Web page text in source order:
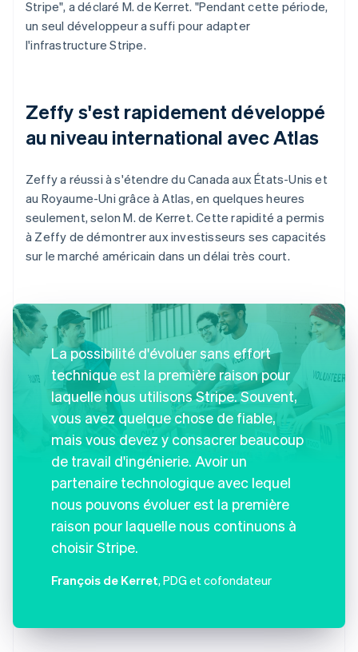
Stripe", a déclaré M. de Kerret. "Pendant cette période,
un seul développeur a suffi pour adapter
l'infrastructure Stripe.
Zeffy s'est rapidement développé
au niveau international avec Atlas
Zeffy a réussi à s'étendre du Canada aux États-Unis et
au Royaume-Uni grâce à Atlas, en quelques heures
seulement, selon M. de Kerret. Cette rapidité a permis
à Zeffy de démontrer aux investisseurs ses capacités
sur le marché américain dans un délai très court.
La possibilité d'évoluer sans effort
technique est la première raison pour
laquelle nous utilisons Stripe. Souvent,
vous avez quelque chose de fiable,
mais vous devez y consacrer beaucoup
de travail d'ingénierie. Avoir un
partenaire technologique avec lequel
nous pouvons évoluer est la première
raison pour laquelle nous continuons à
choisir Stripe.
François de Kerret, PDG et cofondateur